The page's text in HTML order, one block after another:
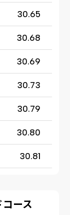
30.65
30.68
30.69
30.73
30.79
30.80
30.81
コース